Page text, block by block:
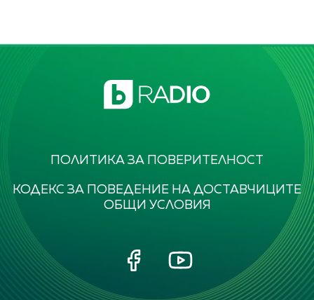
ПОЛИТИКА ЗА ПОВЕРИТЕЛНОСТ
КОДЕКС ЗА ПОВЕДЕНИЕ НА ДОСТАВЧИЦИТЕ
ОБЩИ УСЛОВИЯ